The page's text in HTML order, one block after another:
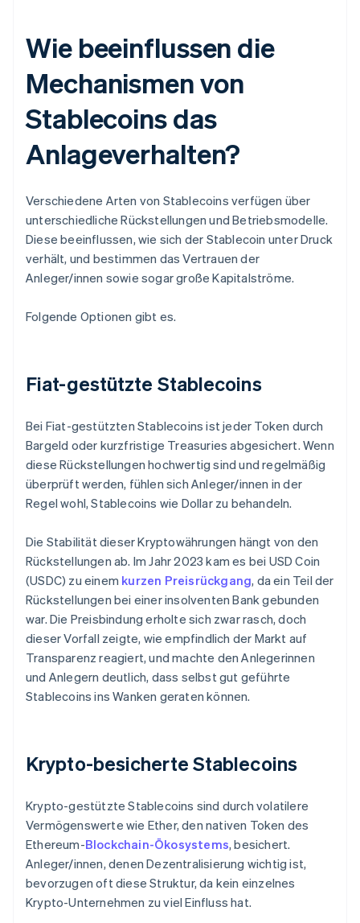
Wie beeinflussen die
Mechanismen von
Stablecoins das
Anlageverhalten?
Verschiedene Arten von Stablecoins verfügen über
unterschiedliche Rückstellungen und Betriebsmodelle.
Diese beeinflussen, wie sich der Stablecoin unter Druck
verhält, und bestimmen das Vertrauen der
Anleger/innen sowie sogar große Kapitalströme.
Folgende Optionen gibt es.
Fiat-gestützte Stablecoins
Bei Fiat-gestützten Stablecoins ist jeder Token durch
Bargeld oder kurzfristige Treasuries abgesichert. Wenn
diese Rückstellungen hochwertig sind und regelmäßig
überprüft werden, fühlen sich Anleger/innen in der
Regel wohl, Stablecoins wie Dollar zu behandeln.
Die Stabilität dieser Kryptowährungen hängt von den
Rückstellungen ab. Im Jahr 2023 kam es bei USD Coin
(USDC) zu einem kurzen Preisrückgang, da ein Teil der
Rückstellungen bei einer insolventen Bank gebunden
war. Die Preisbindung erholte sich zwar rasch, doch
dieser Vorfall zeigte, wie empfindlich der Markt auf
Transparenz reagiert, und machte den Anlegerinnen
und Anlegern deutlich, dass selbst gut geführte
Stablecoins ins Wanken geraten können.
Krypto-besicherte Stablecoins
Krypto-gestützte Stablecoins sind durch volatilere
Vermögenswerte wie Ether, den nativen Token des
Ethereum-Blockchain-Ökosystems, besichert.
Anleger/innen, denen Dezentralisierung wichtig ist,
bevorzugen oft diese Struktur, da kein einzelnes
Krypto-Unternehmen zu viel Einfluss hat.